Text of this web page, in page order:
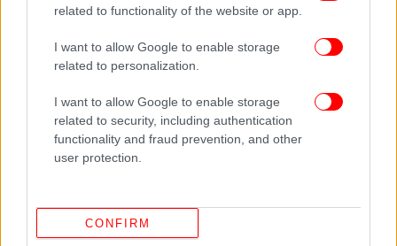
related to functionality of the website or app.
I want to allow Google to enable storage
related to personalization.
I want to allow Google to enable storage
related to security, including authentication
functionality and fraud prevention, and other
user protection.
CONFIRM
ΖΩΗ 20/03/2024 09:36